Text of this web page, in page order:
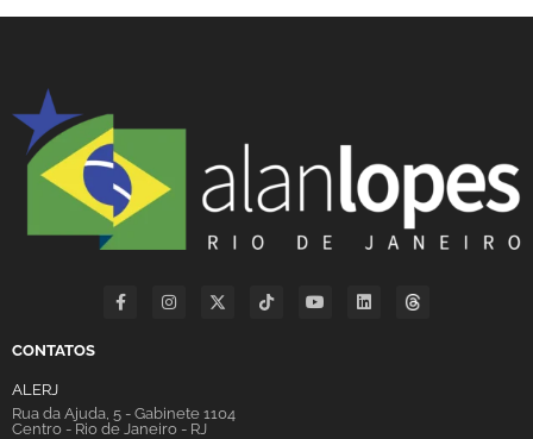
CONTATOS
ALERJ
Rua da Ajuda, 5 - Gabinete 1104
Centro - Rio de Janeiro - RJ